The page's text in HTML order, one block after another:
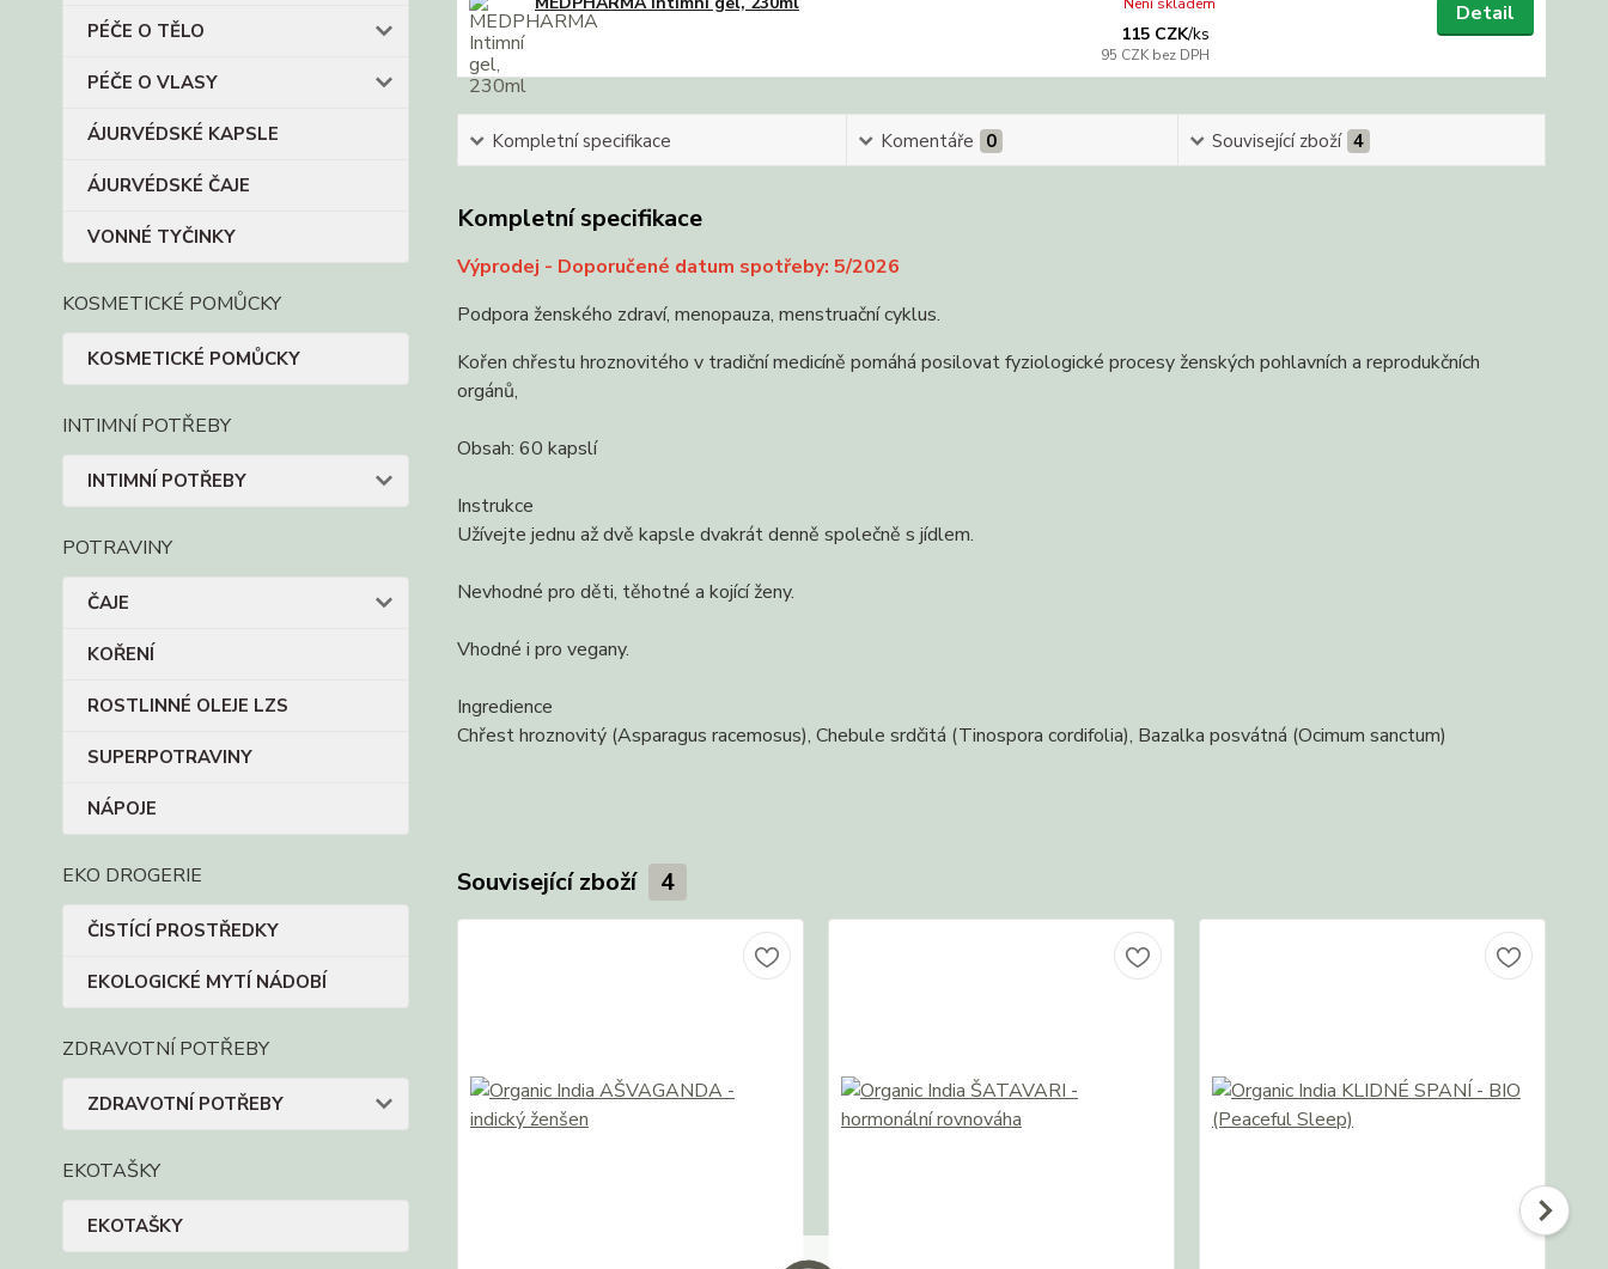
PÉČE O TĚLO
PÉČE O VLASY
ÁJURVÉDSKÉ KAPSLE
ÁJURVÉDSKÉ ČAJE
VONNÉ TYČINKY
KOSMETICKÉ POMŮCKY
KOSMETICKÉ POMŮCKY
INTIMNÍ POTŘEBY
INTIMNÍ POTŘEBY
POTRAVINY
ČAJE
KOŘENÍ
ROSTLINNÉ OLEJE LZS
SUPERPOTRAVINY
NÁPOJE
EKO DROGERIE
ČISTÍCÍ PROSTŘEDKY
EKOLOGICKÉ MYTÍ NÁDOBÍ
ZDRAVOTNÍ POTŘEBY
ZDRAVOTNÍ POTŘEBY
EKOTAŠKY
EKOTAŠKY
115 CZK/ks
95 CZKbez DPH
Není skladem Detail
Kompletní specifikace Komentáře 0 Související zboží 4
Kompletní specifikace
Výprodej - Doporučené datum spotřeby: 5/2026
Podpora ženského zdraví, menopauza, menstruační cyklus.
Kořen chřestu hroznovitého v tradiční medicíně pomáhá posilovat fyziologické procesy ženských pohlavních a reprodukčních
orgánů,
Obsah: 60 kapslí
Instrukce
Užívejte jednu až dvě kapsle dvakrát denně společně s jídlem.
Nevhodné pro děti, těhotné a kojící ženy.
Vhodné i pro vegany.
Ingredience
Chřest hroznovitý (Asparagus racemosus), Chebule srdčitá (Tinospora cordifolia), Bazalka posvátná (Ocimum sanctum)
Související zboží 4